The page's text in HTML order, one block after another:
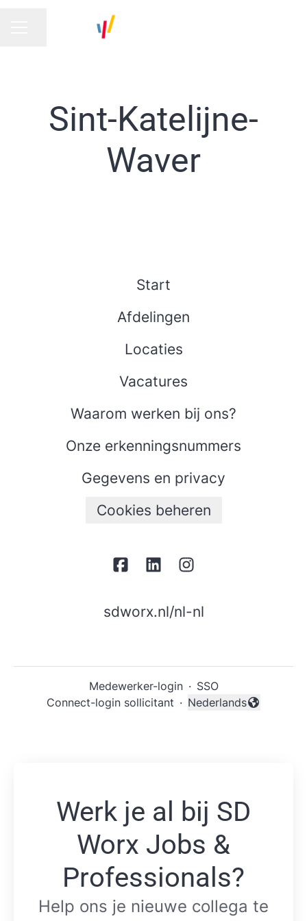
Sint-Katelijne-
Waver
Start
Afdelingen
Locaties
Vacatures
Waarom werken bij ons?
Onze erkenningsnummers
Gegevens en privacy
Cookies beheren
sdworx.nl/nl-nl
Medewerker-login · SSO
Connect-login sollicitant ·
Taal wijzigen
Nederlands
Werk je al bij SD
Worx Jobs &
Professionals?
Help ons je nieuwe collega te